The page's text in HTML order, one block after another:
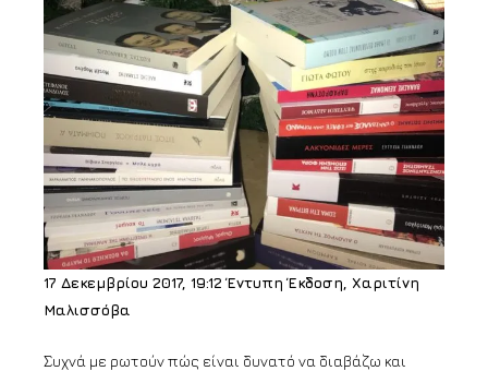
17 Δεκεμβρίου 2017, 19:12Έντυπη Έκδοση, Xαριτίνη
Μαλισσόβα
Συχνά με ρωτούν πώς είναι δυνατό να διαβάζω και